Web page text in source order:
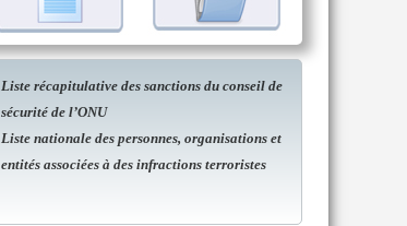
Liste récapitulative des sanctions du conseil de
sécurité de l’ONU
Liste nationale des personnes, organisations et
entités associées à des infractions terroristes